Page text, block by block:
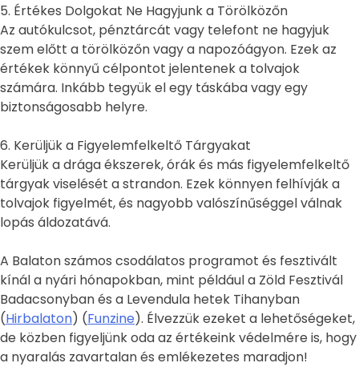
5. Értékes Dolgokat Ne Hagyjunk a Törölközőn
Az autókulcsot, pénztárcát vagy telefont ne hagyjuk
szem előtt a törölközőn vagy a napozóágyon. Ezek az
értékek könnyű célpontot jelentenek a tolvajok
számára. Inkább tegyük el egy táskába vagy egy
biztonságosabb helyre.
6. Kerüljük a Figyelemfelkeltő Tárgyakat
Kerüljük a drága ékszerek, órák és más figyelemfelkeltő
tárgyak viselését a strandon. Ezek könnyen felhívják a
tolvajok figyelmét, és nagyobb valószínűséggel válnak
lopás áldozatává.
A Balaton számos csodálatos programot és fesztivált
kínál a nyári hónapokban, mint például a Zöld Fesztivál
Badacsonyban és a Levendula hetek Tihanyban​
(Hirbalaton)​​ (Funzine)​. Élvezzük ezeket a lehetőségeket,
de közben figyeljünk oda az értékeink védelmére is, hogy
a nyaralás zavartalan és emlékezetes maradjon!